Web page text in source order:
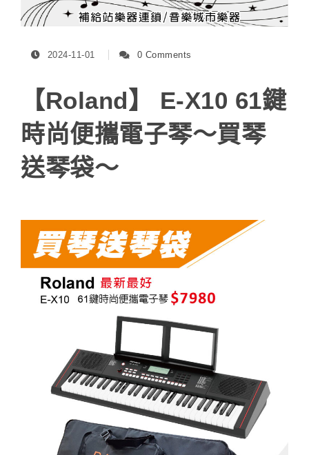
2024-11-01 0 Comments
【Roland】 E-X10 61鍵
時尚便攜電子琴～買琴
送琴袋～